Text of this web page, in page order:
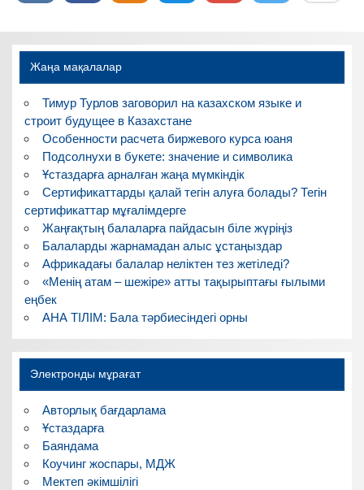
Жаңа мақалалар
Тимур Турлов заговорил на казахском языке и
строит будущее в Казахстане
Особенности расчета биржевого курса юаня
Подсолнухи в букете: значение и символика
Ұстаздарға арналған жаңа мүмкіндік
Сертификаттарды қалай тегін алуға болады? Тегін
сертификаттар мұғалімдерге
Жаңғақтың балаларға пайдасын біле жүріңіз
Балаларды жарнамадан алыс ұстаңыздар
Африкадағы балалар неліктен тез жетіледі?
«Менің атам – шежіре» атты тақырыптағы ғылыми
еңбек
АНА ТІЛІМ: Бала тәрбиесіндегі орны
Электронды мұрағат
Авторлық бағдарлама
Ұстаздарға
Баяндама
Коучинг жоспары, МДЖ
Мектеп әкімшілігі